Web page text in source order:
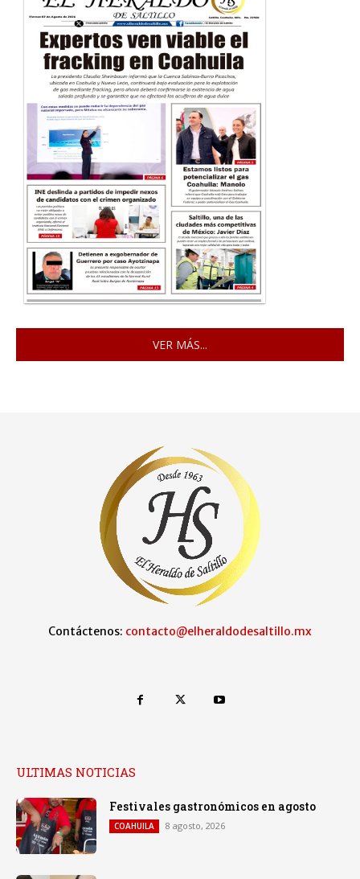
VER MÁS...
Contáctenos: contacto@elheraldodesaltillo.mx
ULTIMAS NOTICIAS
Festivales gastronómicos en agosto
COAHUILA 8 agosto, 2026